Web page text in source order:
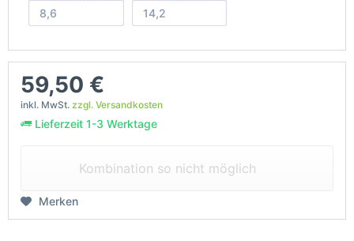
59,50 €
inkl. MwSt. zzgl. Versandkosten
Lieferzeit 1-3 Werktage
Kombination so nicht möglich
Merken